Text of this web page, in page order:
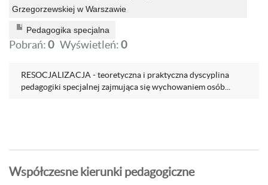
Grzegorzewskiej w Warszawie
Pedagogika specjalna
Pobrań:0 Wyświetleń:0
RESOCJALIZACJA - teoretyczna i praktyczna dyscyplina
pedagogiki specjalnej zajmująca się wychowaniem osób...
Współczesne kierunki pedagogiczne